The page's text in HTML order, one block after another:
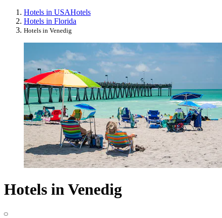
Hotels in USAHotels
Hotels in Florida
Hotels in Venedig
Hotels in Venedig